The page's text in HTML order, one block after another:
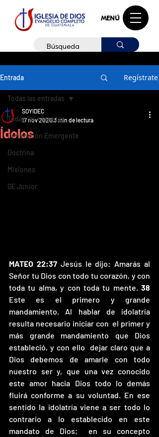
MENÚ
Entrada Regístrate
Todas las entradas
Generación Emergente
Doctrina
Misiones
GE Junior
Todas las entradas
Ídolos
SOYIDEC
17 nov 20203 min de lectura
MATEO 22:37 Jesús le dijo: Amarás al
Señor tu Dios con todo tu corazón, y con
toda tu alma, y con toda tu mente.
Este es el primero y grande
mandamiento. Al hablar de idolatría
resulta necesario iniciar con  el primer y
más grande mandamiento que Dios
estableció, y con ello  dejar claro que a
Dios debemos de amarle con todo
nuestro ser y, que una vez conocido
este amor hacia Dios todo lo demás
fluirá conforme a su voluntad. En ese
sentido la idolatría viene a ser todo lo
contrario a lo establecido en este
mandato de Dios;  en su concepto